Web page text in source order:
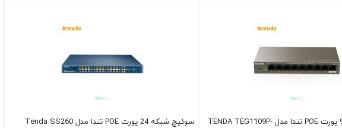
سوئیچ شبکه 9 پورت POE تندا مدل TENDA TEG1109P-
سوئیچ شبکه 24 پورت POE تندا مدل Tenda SS260